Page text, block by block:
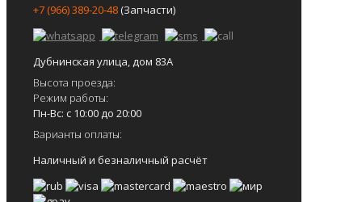
+7 (966) 389-20-48(Запчасти)
Дубнинская улица, дом 83А
Высота проезда:
Режим работы:
Пн-Вс: с 10:00 до 20:00
Варианты оплаты:
Наличный и безналичный расчёт